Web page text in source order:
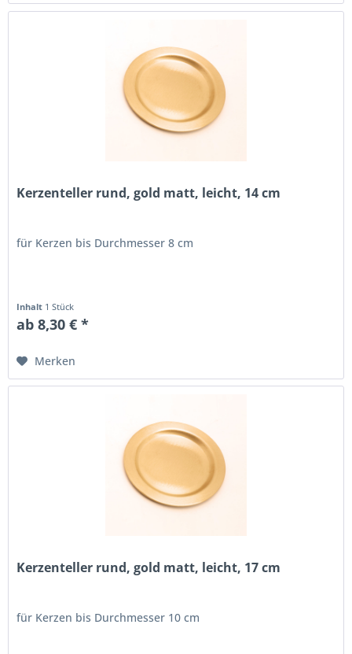
Kerzenteller rund, gold matt, leicht, 14 cm
für Kerzen bis Durchmesser 8 cm
Inhalt 1 Stück
ab 8,30 € *
Merken
Kerzenteller rund, gold matt, leicht, 17 cm
für Kerzen bis Durchmesser 10 cm